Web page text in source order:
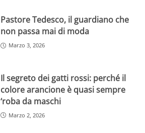
Pastore Tedesco, il guardiano che
non passa mai di moda
Marzo 3, 2026
Il segreto dei gatti rossi: perché il
colore arancione è quasi sempre
‘roba da maschi
Marzo 2, 2026